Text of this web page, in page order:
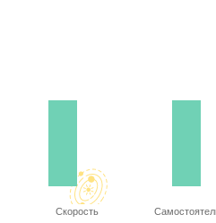
Скорость